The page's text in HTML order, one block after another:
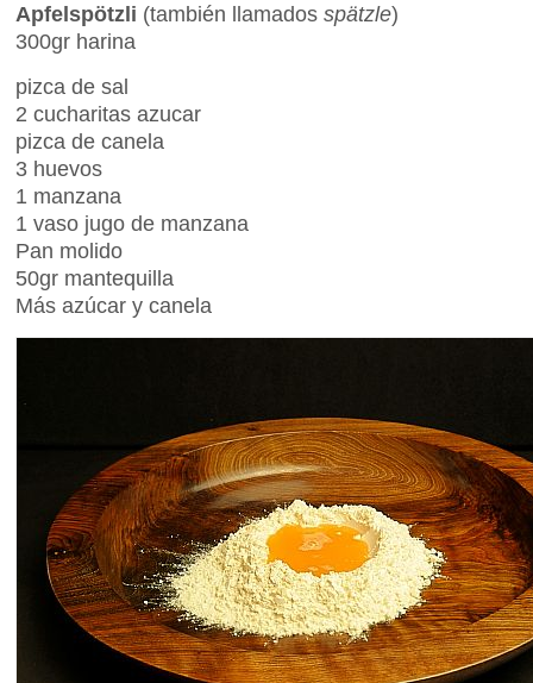
Apfelspötzli (también llamados spätzle)
300gr harina
pizca de sal
2 cucharitas azucar
pizca de canela
3 huevos
1 manzana
1 vaso jugo de manzana
Pan molido
50gr mantequilla
Más azúcar y canela